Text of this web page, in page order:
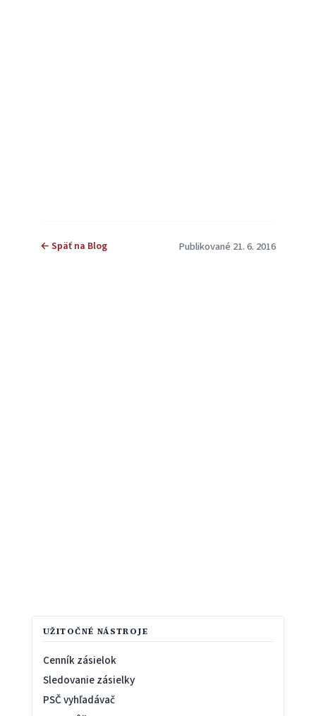
← Späť na Blog Publikované 21. 6. 2016
UŽITOČNÉ NÁSTROJE
Cenník zásielok
Sledovanie zásielky
PSČ vyhľadávač